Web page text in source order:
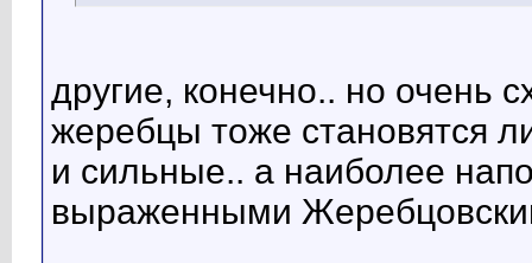
другие, конечно.. но очень
жеребцы тоже становятся
и сильные.. а наиболее
выраженными